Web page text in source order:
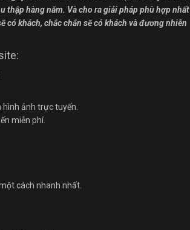
hàng năm. Và cho ra giải pháp phù hợp nhất
có khách, chắc chắn sẽ có khách và đương nhiên
ảnh trực tuyến.
miễn phí.
cách nhanh nhất.